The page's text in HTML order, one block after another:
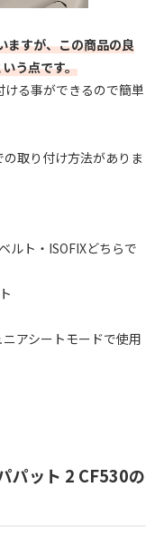
ますが、この商品の良
う点です。
る事ができるので簡単
取り付け方法がありま
ルト・ISOFIXどちらで
アシートモードで使用
パット 2 CF530の